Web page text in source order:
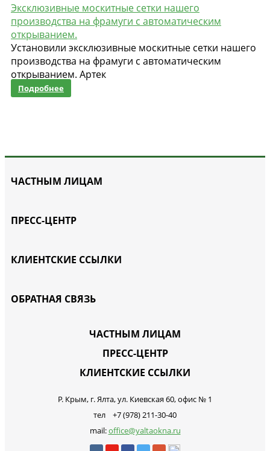
Эксклюзивные москитные сетки нашего
производства на фрамуги с автоматическим
открыванием.
Установили эксклюзивные москитные сетки нашего
производства на фрамуги с автоматическим
открыванием. Артек
Подробнее
ЧАСТНЫМ ЛИЦАМ
ПРЕСС-ЦЕНТР
КЛИЕНТСКИЕ ССЫЛКИ
ОБРАТНАЯ СВЯЗЬ
ЧАСТНЫМ ЛИЦАМ
ПРЕСС-ЦЕНТР
КЛИЕНТСКИЕ ССЫЛКИ
Р. Крым, г. Ялта, ул. Киевская 60, офис № 1
тел +7 (978) 211-30-40
mail:office@yaltaokna.ru